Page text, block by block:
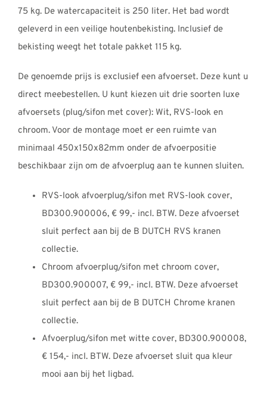
75 kg. De watercapaciteit is 250 liter. Het bad wordt
geleverd in een veilige houtenbekisting. Inclusief de
bekisting weegt het totale pakket 115 kg.
De genoemde prijs is exclusief een afvoerset. Deze kunt u
direct meebestellen. U kunt kiezen uit drie soorten luxe
afvoersets (plug/sifon met cover): Wit, RVS-look en
chroom. Voor de montage moet er een ruimte van
minimaal 450x150x82mm onder de afvoerpositie
beschikbaar zijn om de afvoerplug aan te kunnen sluiten.
RVS-look afvoerplug/sifon met RVS-look cover,
BD300.900006, € 99,- incl. BTW. Deze afvoerset
sluit perfect aan bij de B DUTCH RVS kranen
collectie.
Chroom afvoerplug/sifon met chroom cover,
BD300.900007, € 99,- incl. BTW. Deze afvoerset
sluit perfect aan bij de B DUTCH Chrome kranen
collectie.
Afvoerplug/sifon met witte cover, BD300.900008,
€ 154,- incl. BTW. Deze afvoerset sluit qua kleur
mooi aan bij het ligbad.